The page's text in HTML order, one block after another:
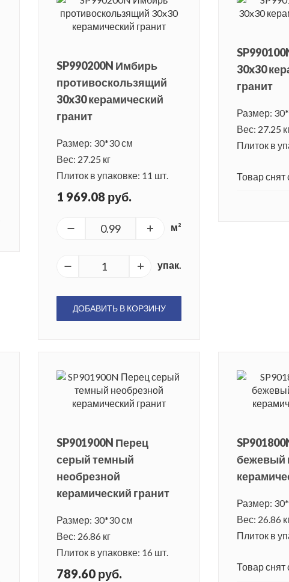
SP990200N Имбирь
противоскользящий
30x30 керамический
гранит
Размер: 30*30 см
Вес: 27.25 кг
Плиток в упаковке: 11 шт.
1 969.08 руб.
м²
упак.
ДОБАВИТЬ В КОРЗИНУ
30x30
гранит
Размер:
Вес: 27.25
Плиток в
Товар снят
SP901900N Перец
серый темный
необрезной
керамический гранит
Размер: 30*30 см
Вес: 26.86 кг
Плиток в упаковке: 16 шт.
789.60 руб.
бежевый
Размер:
Вес: 26.86
Плиток в
Товар снят